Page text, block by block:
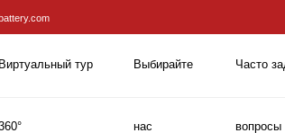
Виртуальный тур Выбирайте
нас
Часто
вопросы